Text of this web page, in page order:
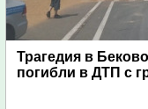
Трагедия в
погибли в ДТП с